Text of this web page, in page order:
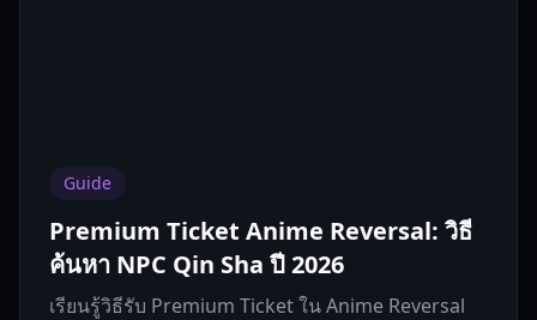
Guide
Premium Ticket Anime Reversal: วิธี
ค้นหา NPC Qin Sha ปี 2026
เรียนรู้วิธีรับ Premium Ticket ใน Anime Reversal